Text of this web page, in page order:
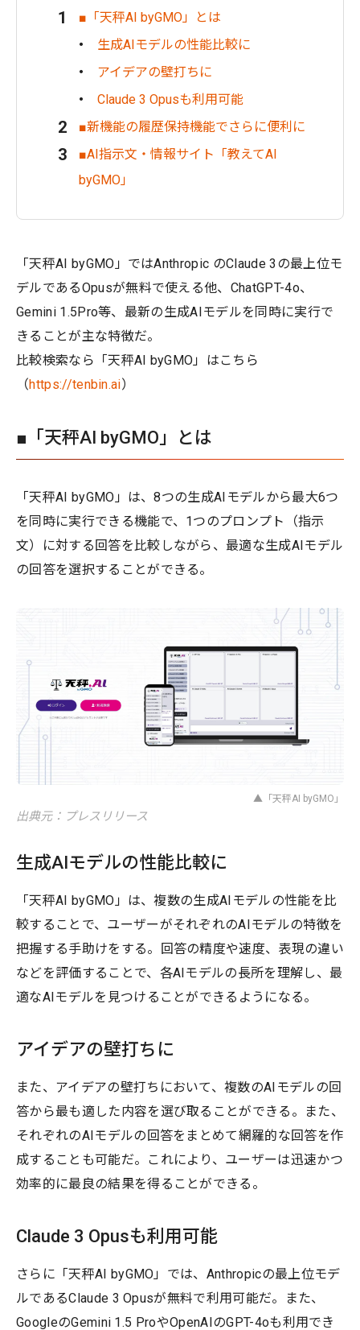
■「天秤AI byGMO」とは
生成AIモデルの性能比較に
アイデアの壁打ちに
Claude 3 Opusも利用可能
■新機能の履歴保持機能でさらに便利に
■AI指示文・情報サイト「教えてAI
byGMO」
「天秤AI byGMO」ではAnthropic のClaude 3の最上位モ
デルであるOpusが無料で使える他、ChatGPT-4o、
Gemini 1.5Pro等、最新の生成AIモデルを同時に実行で
きることが主な特徴だ。
比較検索なら「天秤AI byGMO」はこちら
（https://tenbin.ai）
■「天秤AI byGMO」とは
「天秤AI byGMO」は、8つの生成AIモデルから最大6つ
を同時に実行できる機能で、1つのプロンプト（指示
文）に対する回答を比較しながら、最適な生成AIモデル
の回答を選択することができる。
▲「天秤AI byGMO」
出典元：プレスリリース
生成AIモデルの性能比較に
「天秤AI byGMO」は、複数の生成AIモデルの性能を比
較することで、ユーザーがそれぞれのAIモデルの特徴を
把握する手助けをする。回答の精度や速度、表現の違い
などを評価することで、各AIモデルの長所を理解し、最
適なAIモデルを見つけることができるようになる。
アイデアの壁打ちに
また、アイデアの壁打ちにおいて、複数のAIモデルの回
答から最も適した内容を選び取ることができる。また、
それぞれのAIモデルの回答をまとめて網羅的な回答を作
成することも可能だ。これにより、ユーザーは迅速かつ
効率的に最良の結果を得ることができる。
Claude 3 Opusも利用可能
さらに「天秤AI byGMO」では、Anthropicの最上位モデ
ルであるClaude 3 Opusが無料で利用可能だ。また、
GoogleのGemini 1.5 ProやOpenAIのGPT-4oも利用でき